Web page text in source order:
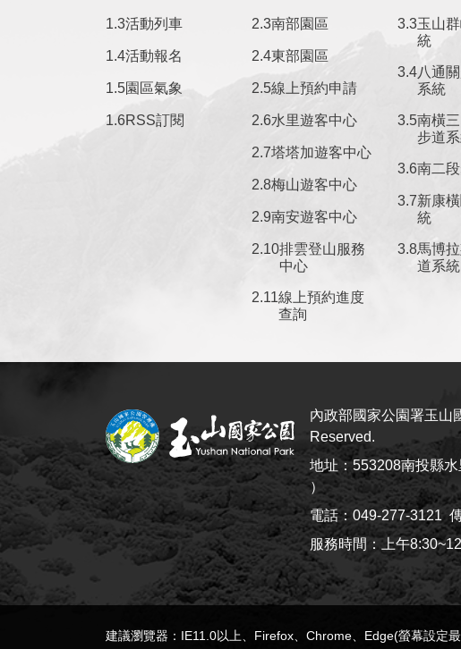
活動列車
活動報名
園區氣象
RSS訂閱
南部園區
東部園區
線上預約申請
水里遊客中心
塔塔加遊客中心
梅山遊客中心
南安遊客中心
排雲登山服務
中心
線上預約進度
查詢
玉山
統
八通
系統
南橫
步道
南二
新康
統
馬博
道系統
內政部國家公園署玉山
Reserved.
地址：553208南投縣
）
電話：049-277-3121
服務時間：上午
建議瀏覽器：IE11.0以上、Firefox、Chrome、Edge(螢幕設定